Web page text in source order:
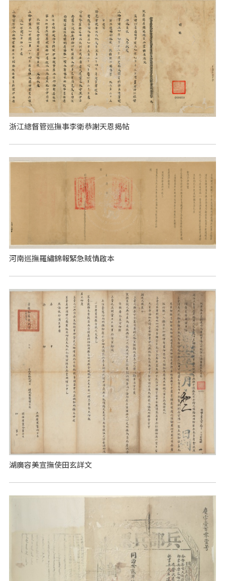
浙江總督管巡撫事李衛恭謝天恩揭帖
河南巡撫羅繡錦報緊急賊情啟本
湖廣容美宣撫使田玄詳文